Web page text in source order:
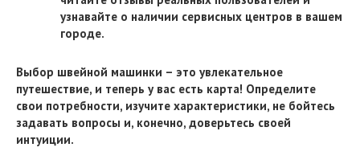
узнавайте о наличии сервисных центров в вашем
городе.
Выбор швейной машинки – это увлекательное
путешествие, и теперь у вас есть карта! Определите
свои потребности, изучите характеристики, не бойтесь
задавать вопросы и, конечно, доверьтесь своей
интуиции.